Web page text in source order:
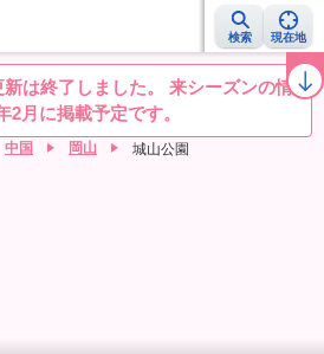
検索 現在地
桜開花予想NEWS お花見動画 目的別
は終了しました。 来シーズンの情報
2月に掲載予定です。
中国 岡山 城山公園